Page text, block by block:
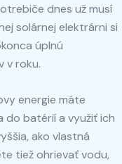
dnes už musí
solárnej elektrárni si
úplnú
v roku.
energie máte
do batérií a využiť ich
ako vlastná
tiež ohrievať vodu,